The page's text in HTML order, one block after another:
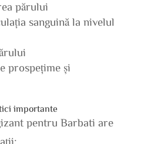
părului
sanguină la nivelul
prospețime și
importante
pentru Barbati are